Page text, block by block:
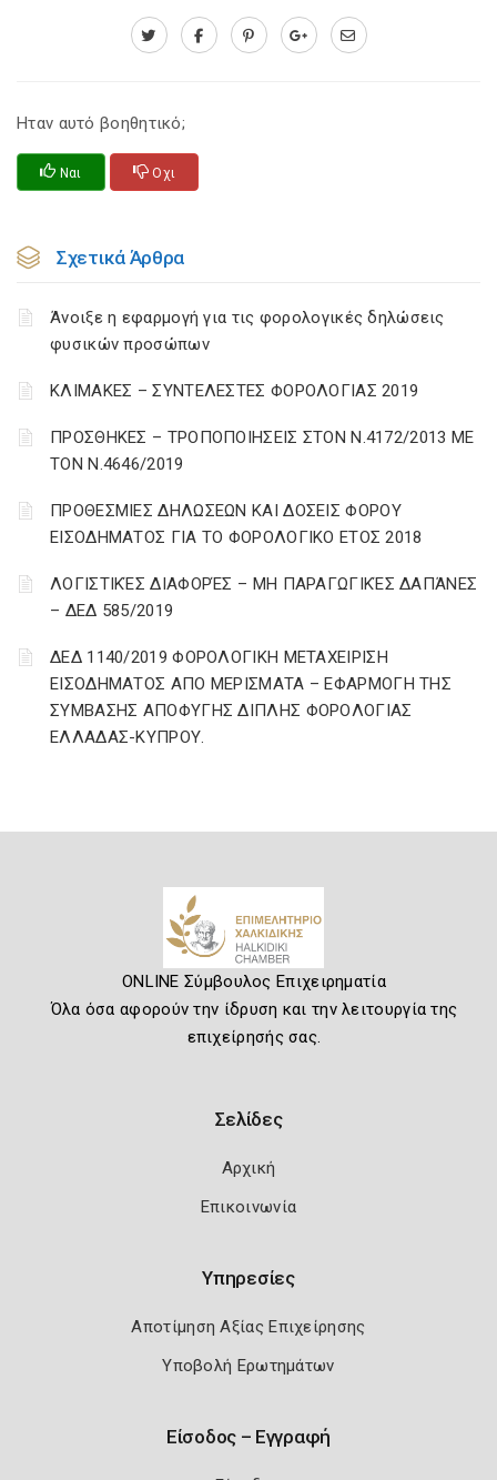
Ηταν αυτό βοηθητικό;
Ναι Οχι
Σχετικά Άρθρα
Άνοιξε η εφαρμογή για τις φορολογικές δηλώσεις
φυσικών προσώπων
ΚΛΙΜΑΚΕΣ – ΣΥΝΤΕΛΕΣΤΕΣ ΦΟΡΟΛΟΓΙΑΣ 2019
ΠΡΟΣΘΗΚΕΣ – ΤΡΟΠΟΠΟΙΗΣΕΙΣ ΣΤΟΝ Ν.4172/2013 ΜΕ
ΤΟΝ Ν.4646/2019
ΠΡΟΘΕΣΜΙΕΣ ΔΗΛΩΣΕΩΝ ΚΑΙ ΔΟΣΕΙΣ ΦΟΡΟΥ
ΕΙΣΟΔΗΜΑΤΟΣ ΓΙΑ ΤΟ ΦΟΡΟΛΟΓΙΚΟ ΕΤΟΣ 2018
ΛΟΓΙΣΤΙΚΈΣ ΔΙΑΦΟΡΈΣ – ΜΗ ΠΑΡΑΓΩΓΙΚΈΣ ΔΑΠΆΝΕΣ
– ΔΕΔ 585/2019
ΔΕΔ 1140/2019 ΦΟΡΟΛΟΓΙΚΗ ΜΕΤΑΧΕΙΡΙΣΗ
ΕΙΣΟΔΗΜΑΤΟΣ ΑΠΟ ΜΕΡΙΣΜΑΤΑ – ΕΦΑΡΜΟΓΗ ΤΗΣ
ΣΥΜΒΑΣΗΣ ΑΠΟΦΥΓΗΣ ΔΙΠΛΗΣ ΦΟΡΟΛΟΓΙΑΣ
ΕΛΛΑΔΑΣ-ΚΥΠΡΟΥ.
ONLINE Σύμβουλος Επιχειρηματία
Όλα όσα αφορούν την ίδρυση και την λειτουργία της
επιχείρησής σας.
Σελίδες
Αρχική
Επικοινωνία
Υπηρεσίες
Αποτίμηση Αξίας Επιχείρησης
Υποβολή Ερωτημάτων
Είσοδος – Εγγραφή